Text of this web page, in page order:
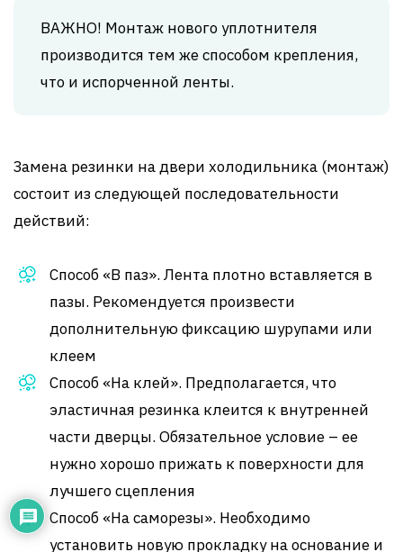
ВАЖНО! Монтаж нового уплотнителя
производится тем же способом крепления,
что и испорченной ленты.
Замена резинки на двери холодильника (монтаж)
состоит из следующей последовательности
действий:
Способ «В паз». Лента плотно вставляется в
пазы. Рекомендуется произвести
дополнительную фиксацию шурупами или
клеем
Способ «На клей». Предполагается, что
эластичная резинка клеится к внутренней
части дверцы. Обязательное условие – ее
нужно хорошо прижать к поверхности для
лучшего сцепления
Способ «На саморезы». Необходимо
установить новую прокладку на основание и